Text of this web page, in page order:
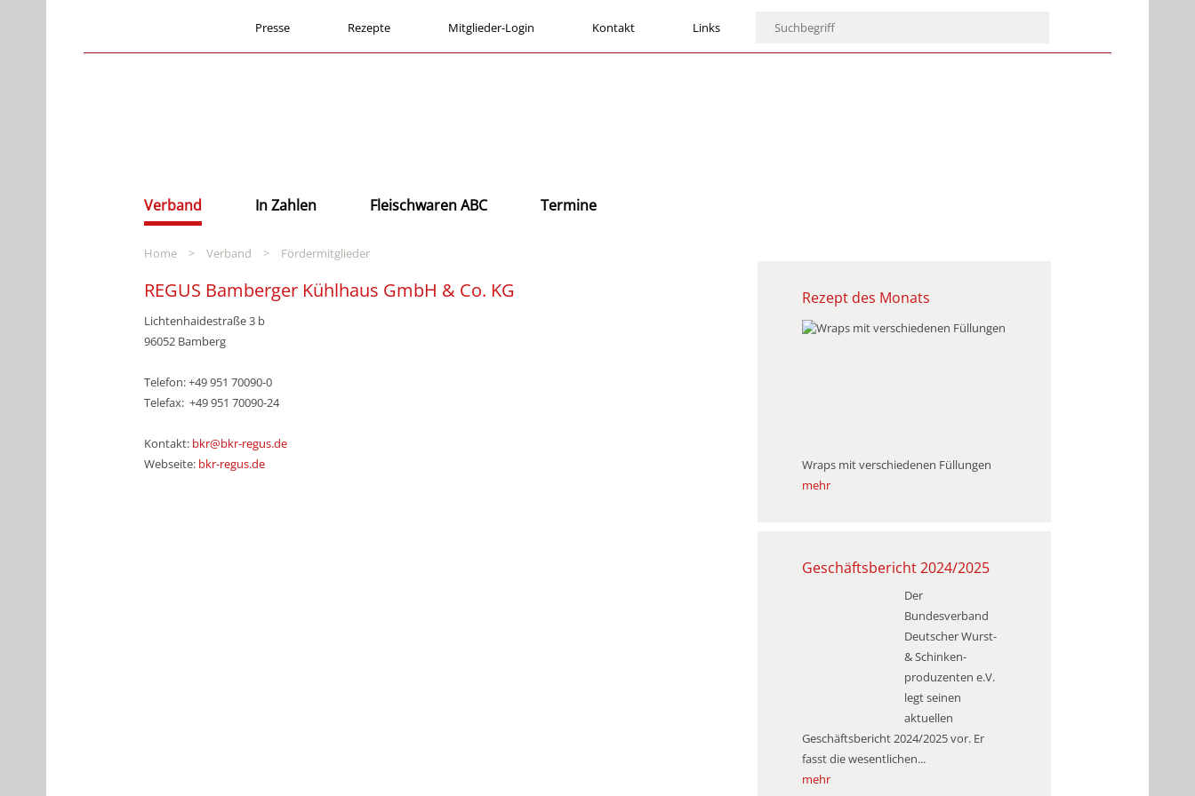
Links
Kontakt
Mitglieder-Login
Rezepte
Presse
Verband In Zahlen Fleischwaren ABC Termine
Home > Verband > Fördermitglieder
REGUS Bamberger Kühlhaus GmbH & Co. KG
Lichtenhaidestraße 3 b
96052 Bamberg
Telefon: +49 951 70090-0
Telefax: +49 951 70090-24
Kontakt: bkr@bkr-regus.de
Webseite: bkr-regus.de
Rezept des Monats
Wraps mit verschiedenen Füllungen
mehr
Geschäftsbericht 2024/2025
Der
Bundesverband
Deutscher Wurst-
& Schinken­
produzenten e.V.
legt seinen
aktuellen
Geschäftsbericht 2024/2025 vor. Er
fasst die wesentlichen...
mehr